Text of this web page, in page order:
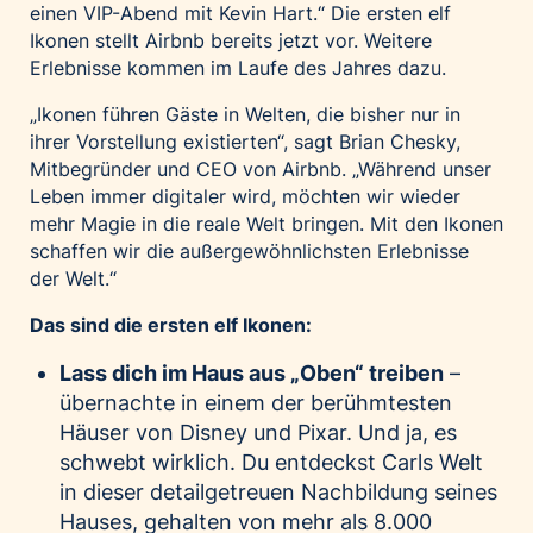
Palfinger AG
Polestar
Starbucks
Superbrands Austria
Tante Fanny
Vollpension
win2day
Wolt
Kontakt
einen VIP-Abend mit Kevin Hart.“ Die ersten elf
Ikonen stellt Airbnb bereits jetzt vor. Weitere
Erlebnisse kommen im Laufe des Jahres dazu.
„Ikonen führen Gäste in Welten, die bisher nur in
ihrer Vorstellung existierten“, sagt Brian Chesky,
Mitbegründer und CEO von Airbnb. „Während unser
Leben immer digitaler wird, möchten wir wieder
mehr Magie in die reale Welt bringen. Mit den Ikonen
schaffen wir die außergewöhnlichsten Erlebnisse
der Welt.“
Das sind die ersten elf Ikonen:
Lass dich im Haus aus „Oben“ treiben –
übernachte in einem der berühmtesten
Häuser von Disney und Pixar. Und ja, es
schwebt wirklich. Du entdeckst Carls Welt
in dieser detailgetreuen Nachbildung seines
Hauses, gehalten von mehr als 8.000